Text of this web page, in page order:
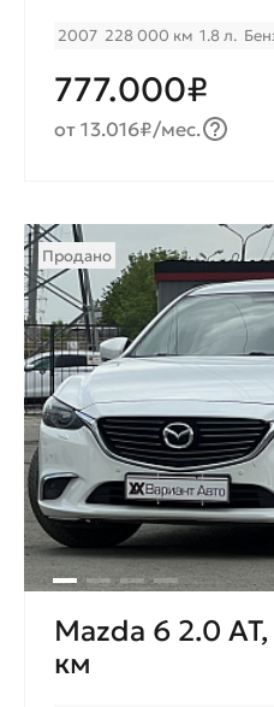
2007 228 000 км 1.8 л.
777.000₽
от 13.016₽/мес.
Продано
Mazda 6 2.0
км